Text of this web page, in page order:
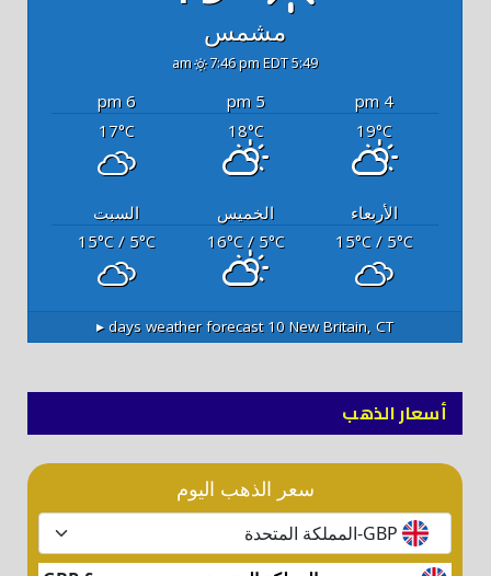
مشمس
5:49 am
7:46 pm EDT
4 pm
5 pm
6 pm
19°C
18°C
17°C
الأربعاء الخميس
السبت
15°C / 5°C
16°C/ 5°C
15°C/ 5°C
New Britain, CT
أسعار الذهب